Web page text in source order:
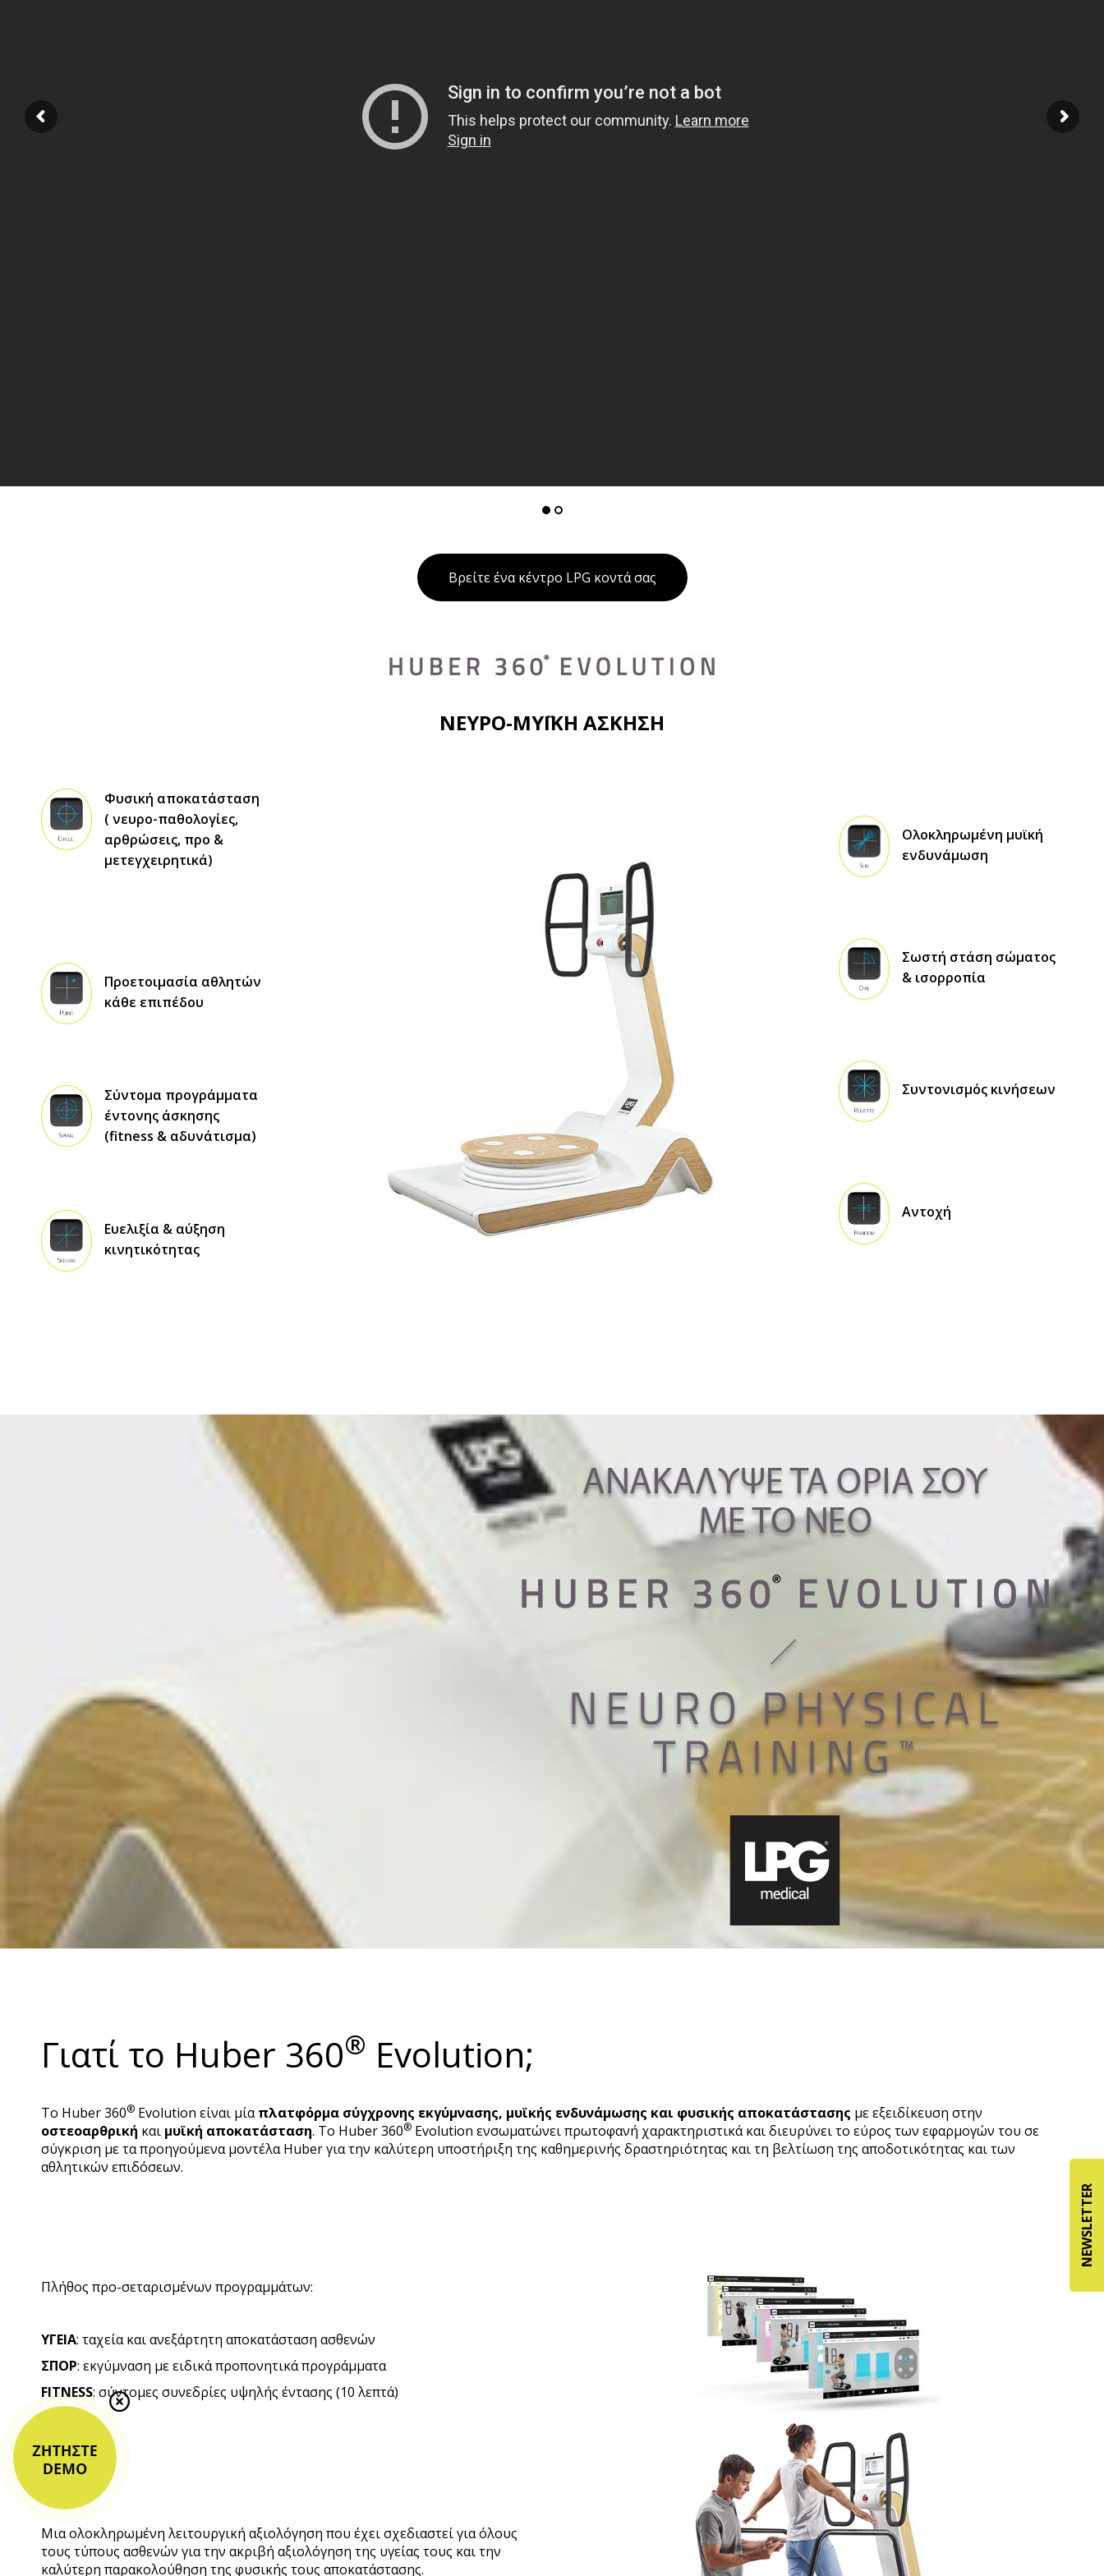
Βρείτε ένα κέντρο LPG κοντά σας
ΝΕΥΡΟ-ΜΥΪΚΗ ΑΣΚΗΣΗ
Φυσική αποκατάσταση
( νευρο-παθολογίες,
αρθρώσεις, προ &
μετεγχειρητικά)
Προετοιμασία αθλητών
κάθε επιπέδου
Σύντομα προγράμματα
έντονης άσκησης
(fitness & αδυνάτισμα)
Ευελιξία & αύξηση
κινητικότητας
Ολοκληρωμένη μυϊκή
ενδυνάμωση
Σωστή στάση σώματος
& ισορροπία
Συντονισμός κινήσεων
Αντοχή
Γιατί το Huber 360® Evolution;
Το Huber 360® Evolution είναι μίαπλατφόρμα σύγχρονης εκγύμνασης, μυϊκής ενδυνάμωσης και φυσικής αποκατάστασης με εξειδίκευση στην
οστεοαρθρική και μυϊκή αποκατάσταση. Το Huber 360® Evolution ενσωματώνει πρωτοφανή χαρακτηριστικά και διευρύνει το εύρος των εφαρμογών του σε
σύγκριση με τα προηγούμενα μοντέλα Huber για την καλύτερη υποστήριξη της καθημερινής δραστηριότητας και τη βελτίωση της αποδοτικότητας και των
αθλητικών επιδόσεων.
Πλήθος προ-σεταρισμένων προγραμμάτων:
ΥΓΕΙΑ: ταχεία και ανεξάρτητη αποκατάσταση ασθενών
ΣΠΟΡ: εκγύμναση με ειδικά προπονητικά προγράμματα
FITNESS: σύντομες συνεδρίες υψηλής έντασης (10 λεπτά)
Μια ολοκληρωμένη λειτουργική αξιολόγηση που έχει σχεδιαστεί για όλους
τους τύπους ασθενών για την ακριβή αξιολόγηση της υγείας τους και την
καλύτερη παρακολούθηση της φυσικής τους αποκατάστασης.
NEWSLETTER